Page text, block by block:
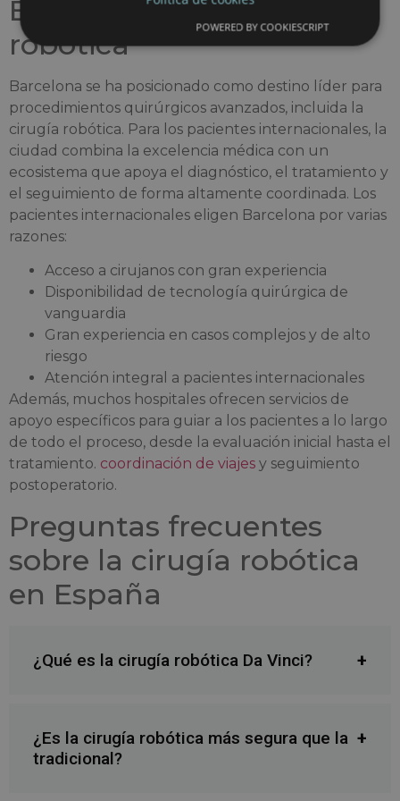
Barcelona para la cirugía
robótica
Barcelona se ha posicionado como destino líder para
procedimientos quirúrgicos avanzados, incluida la
cirugía robótica. Para los pacientes internacionales, la
ciudad combina la excelencia médica con un
ecosistema que apoya el diagnóstico, el tratamiento y
el seguimiento de forma altamente coordinada. Los
pacientes internacionales eligen Barcelona por varias
razones:
Acceso a cirujanos con gran experiencia
Disponibilidad de tecnología quirúrgica de
vanguardia
Gran experiencia en casos complejos y de alto
riesgo
Atención integral a pacientes internacionales
Además, muchos hospitales ofrecen servicios de
apoyo específicos para guiar a los pacientes a lo largo
de todo el proceso, desde la evaluación inicial hasta el
tratamiento. coordinación de viajes y seguimiento
postoperatorio.
Preguntas frecuentes
sobre la cirugía robótica
en España
¿Qué es la cirugía robótica Da Vinci?
¿Es la cirugía robótica más segura que la
tradicional?
POWERED BY COOKIESCRIPT